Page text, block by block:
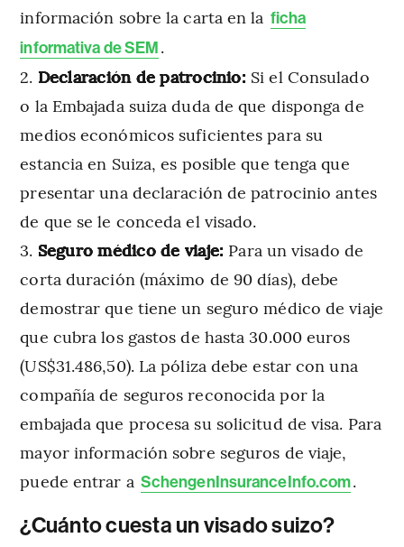
información sobre la carta en la ficha
informativa de SEM.
Declaración de patrocinio: Si el Consulado
o la Embajada suiza duda de que disponga de
medios económicos suficientes para su
estancia en Suiza, es posible que tenga que
presentar una declaración de patrocinio antes
de que se le conceda el visado.
Seguro médico de viaje: Para un visado de
corta duración (máximo de 90 días), debe
demostrar que tiene un seguro médico de viaje
que cubra los gastos de hasta 30.000 euros
(US$31.486,50). La póliza debe estar con una
compañía de seguros reconocida por la
embajada que procesa su solicitud de visa. Para
mayor información sobre seguros de viaje,
puede entrar a SchengenInsuranceInfo.com.
¿Cuánto cuesta un visado suizo?